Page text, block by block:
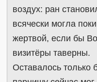
воздух: ран
всячески могла
жертвой, если бы
визитёры таверны.
Оставалось только